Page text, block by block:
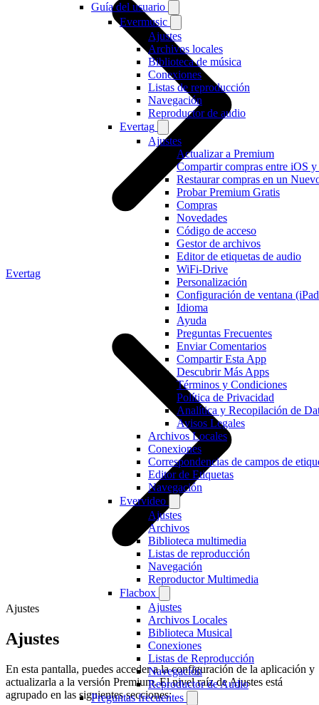
Guía del usuario
Evermusic
Ajustes
Archivos locales
Biblioteca de música
Conexiones
Listas de reproducción
Navegación
Reproductor de audio
Evertag
Ajustes
Actualizar a Premium
Compartir compras entre iOS
Restaurar compras en un
Probar Premium Gratis
Compras
Novedades
Código de acceso
Gestor de archivos
Editor de etiquetas de audio
WiFi-Drive
Personalización
Configuración de ventana
Idioma
Ayuda
Preguntas Frecuentes
Enviar Comentarios
Compartir Esta App
Descubrir Más Apps
Términos y Condiciones
Política de Privacidad
Analítica y Recopilación de
Avisos Legales
Archivos Locales
Conexiones
Correspondencias de campos de
Editor de Etiquetas
Navegación
Evervideo
Ajustes
Archivos
Biblioteca multimedia
Listas de reproducción
Navegación
Reproductor Multimedia
Flacbox
Ajustes
Archivos Locales
Biblioteca Musical
Conexiones
Listas de Reproducción
Navegación
Reproductor de Audio
Preguntas frecuentes
Evertag
Ajustes
Ajustes
En esta pantalla, puedes acceder a la configuración de la aplicación y
actualizarla a la versión Premium. El nivel raíz de Ajustes está
agrupado en las siguientes secciones: